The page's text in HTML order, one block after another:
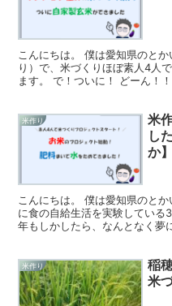
こんにちは。 僕は愛知県のと
り）で、米づくりほぼ素人4人
ます。 で！ついに！ どーん！
米作り
米
し
か】
こんにちは。 僕は愛知県のと
に食の自給生活を実験してい
年もしかしたら、なんとなく夢
米作り
稲
米